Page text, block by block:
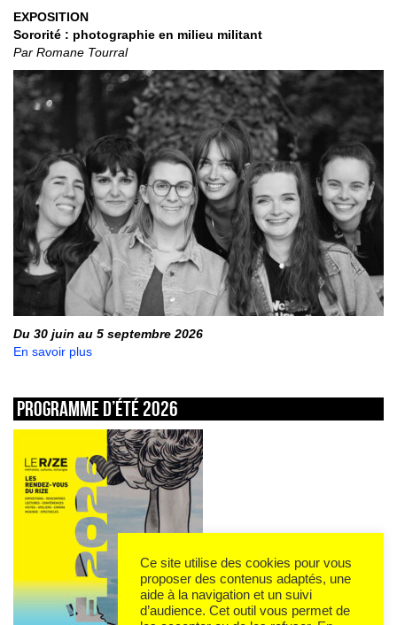
EXPOSITION
Sororité : photographie en milieu militant
Par Romane Tourral
Du 30 juin au 5 septembre 2026
En savoir plus
Programme d’été 2026
Ce site utilise des cookies pour vous
proposer des contenus adaptés, une
aide à la navigation et un suivi
d’audience. Cet outil vous permet de